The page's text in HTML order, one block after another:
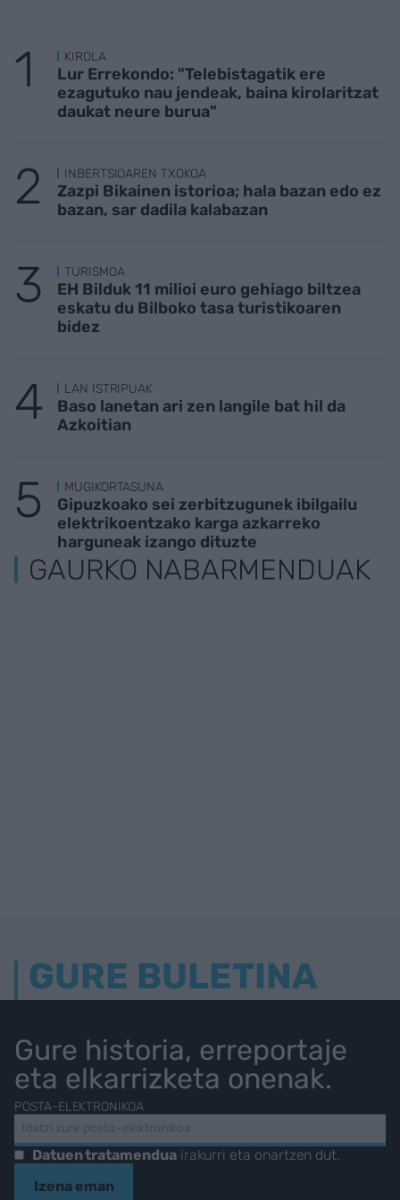
KIROLA
Lur Errekondo: "Telebistagatik ere
ezagutuko nau jendeak, baina kirolaritzat
daukat neure burua"
INBERTSIOAREN TXOKOA
Zazpi Bikainen istorioa; hala bazan edo ez
bazan, sar dadila kalabazan
TURISMOA
EH Bilduk 11 milioi euro gehiago biltzea
eskatu du Bilboko tasa turistikoaren
bidez
LAN ISTRIPUAK
Baso lanetan ari zen langile bat hil da
Azkoitian
MUGIKORTASUNA
Gipuzkoako sei zerbitzugunek ibilgailu
elektrikoentzako karga azkarreko
harguneak izango dituzte
GAURKO NABARMENDUAK
GURE BULETINA
Gure historia, erreportaje
eta elkarrizketa onenak.
POSTA-ELEKTRONIKOA
Datuen tratamenduairakurri eta onartzen dut.
Izena eman